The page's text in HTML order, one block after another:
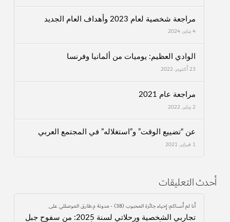
مراجعة شخصية لعام 2023 وأهداف العام الجديد
4 يناير، 2024
الوادي العظيم: يوميات من ألمانيا وفرنسا
23 أكتوبر، 2022
مراجعة عام 2021
2 يناير، 2022
عن “تضييع الوقت” و”استغلاله” في المجتمع العربي
1 فبراير، 2021
أحدث التعليقات
أنا لم أنساكم: إحياء جائزة المحبوب (38) - مدونة م.طارق الموصللي على
تجاربي الشخصية ورحلاتي لسنة 2025: من سفوح جبل